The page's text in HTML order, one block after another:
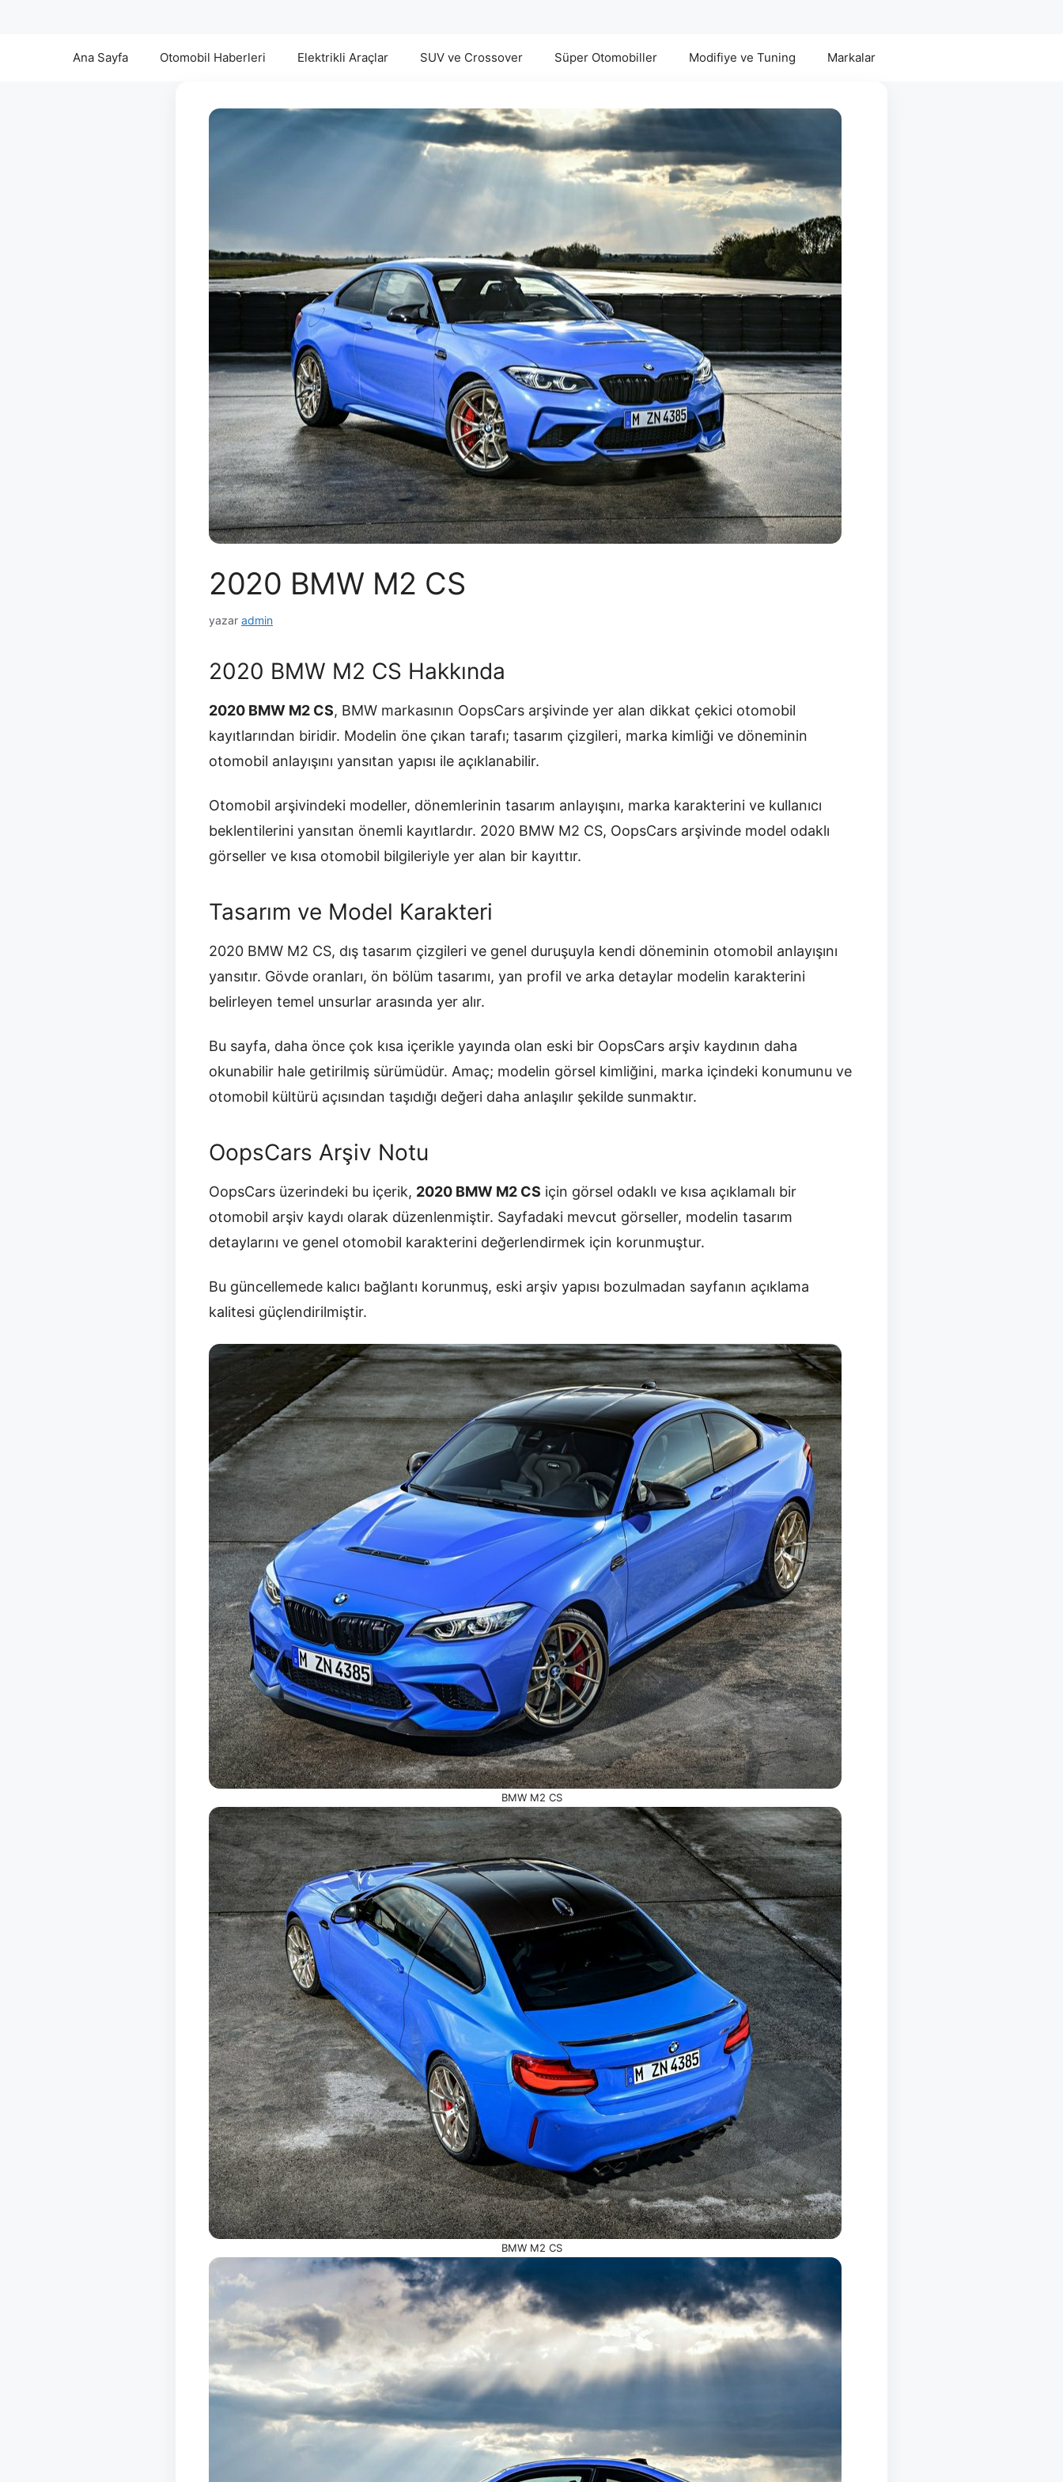
Ana Sayfa Otomobil Haberleri Elektrikli Araçlar SUV ve Crossover Süper Otomobiller Modifiye ve Tuning Markalar
2020 BMW M2 CS
yazar admin
2020 BMW M2 CS Hakkında
2020 BMW M2 CS, BMW markasının OopsCars arşivinde yer alan dikkat çekici otomobil
kayıtlarından biridir. Modelin öne çıkan tarafı; tasarım çizgileri, marka kimliği ve döneminin
otomobil anlayışını yansıtan yapısı ile açıklanabilir.
Otomobil arşivindeki modeller, dönemlerinin tasarım anlayışını, marka karakterini ve kullanıcı
beklentilerini yansıtan önemli kayıtlardır. 2020 BMW M2 CS, OopsCars arşivinde model odaklı
görseller ve kısa otomobil bilgileriyle yer alan bir kayıttır.
Tasarım ve Model Karakteri
2020 BMW M2 CS, dış tasarım çizgileri ve genel duruşuyla kendi döneminin otomobil anlayışını
yansıtır. Gövde oranları, ön bölüm tasarımı, yan profil ve arka detaylar modelin karakterini
belirleyen temel unsurlar arasında yer alır.
Bu sayfa, daha önce çok kısa içerikle yayında olan eski bir OopsCars arşiv kaydının daha
okunabilir hale getirilmiş sürümüdür. Amaç; modelin görsel kimliğini, marka içindeki konumunu ve
otomobil kültürü açısından taşıdığı değeri daha anlaşılır şekilde sunmaktır.
OopsCars Arşiv Notu
OopsCars üzerindeki bu içerik, 2020 BMW M2 CS için görsel odaklı ve kısa açıklamalı bir
otomobil arşiv kaydı olarak düzenlenmiştir. Sayfadaki mevcut görseller, modelin tasarım
detaylarını ve genel otomobil karakterini değerlendirmek için korunmuştur.
Bu güncellemede kalıcı bağlantı korunmuş, eski arşiv yapısı bozulmadan sayfanın açıklama
kalitesi güçlendirilmiştir.
BMW M2 CS
BMW M2 CS